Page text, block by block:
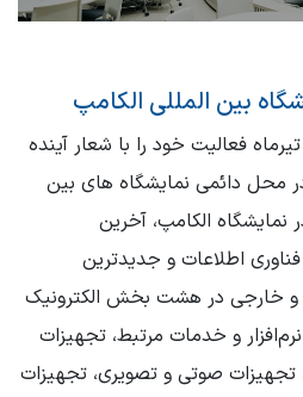
بین المللی الکامپ
نمایشگاه الکامپ یکشنبه ۴ تیرماه فعالیت خود را با شعار آینده
محل دائمی نمایشگاه های بین
نمایشگاه الکامپ، آخرین
اطلاعات و جدیدترین
خارجی در هشت بخش الکترونیک
و خدمات مرتبط، تجهیزات
تجهیزات صوتی و تصویری، تجهیزات